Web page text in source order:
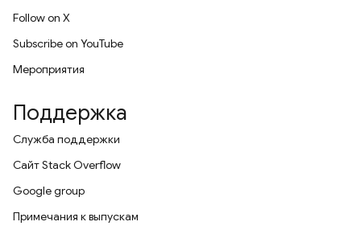
Follow on X
Subscribe on YouTube
Мероприятия
Поддержка
Служба поддержки
Сайт Stack Overflow
Google group
Примечания к выпускам